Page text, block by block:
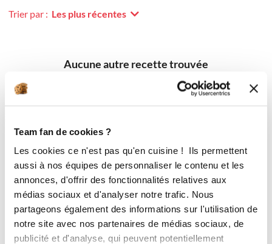
Team fan de cookies ?
Les cookies ce n'est pas qu'en cuisine ! Ils permettent
aussi à nos équipes de personnaliser le contenu et les
annonces, d'offrir des fonctionnalités relatives aux
médias sociaux et d'analyser notre trafic. Nous
partageons également des informations sur l'utilisation de
notre site avec nos partenaires de médias sociaux, de
publicité et d'analyse, qui peuvent potentiellement
Trier par : Les plus récentes
Aucune autre recette trouvée